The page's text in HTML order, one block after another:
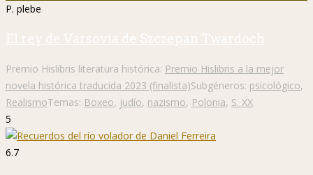
P. plebe
El rey de Varsovia de Szczepan Twardoch
Premio Hislibris literatura histórica: Premio Hislibris a la mejor
novela histórica traducida 2023 (finalista)Subgéneros: psicológico,
RealismoTemas: Boxeo, judío, nazismo, Polonia, S. XX
5
6.7